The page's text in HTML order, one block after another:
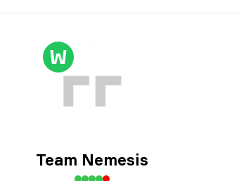
W
Team Nemesis